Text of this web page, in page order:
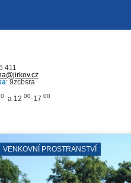
411
: 9zcbsra
a 12 00-17 00